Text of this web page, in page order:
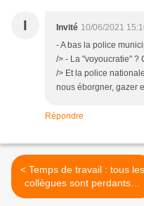
I Invité 10/06/2021
- A bas la police
/> - La "voyoucratie" ?
/> Et la police
nous éborgner, gazer
Répondre
< Temps de travail : tous les
collègues sont perdants…
les animatrices et